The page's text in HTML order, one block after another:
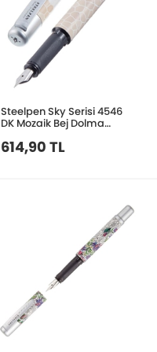
Steelpen Sky Serisi 4546
DK Mozaik Bej Dolma
614,90 TL